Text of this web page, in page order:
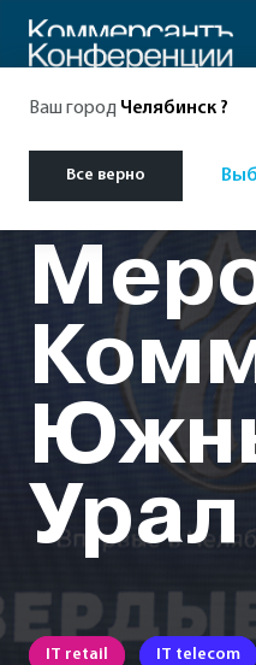
Ваш город Челябинск ?
Все верно
Урал
IT retail IT telecom